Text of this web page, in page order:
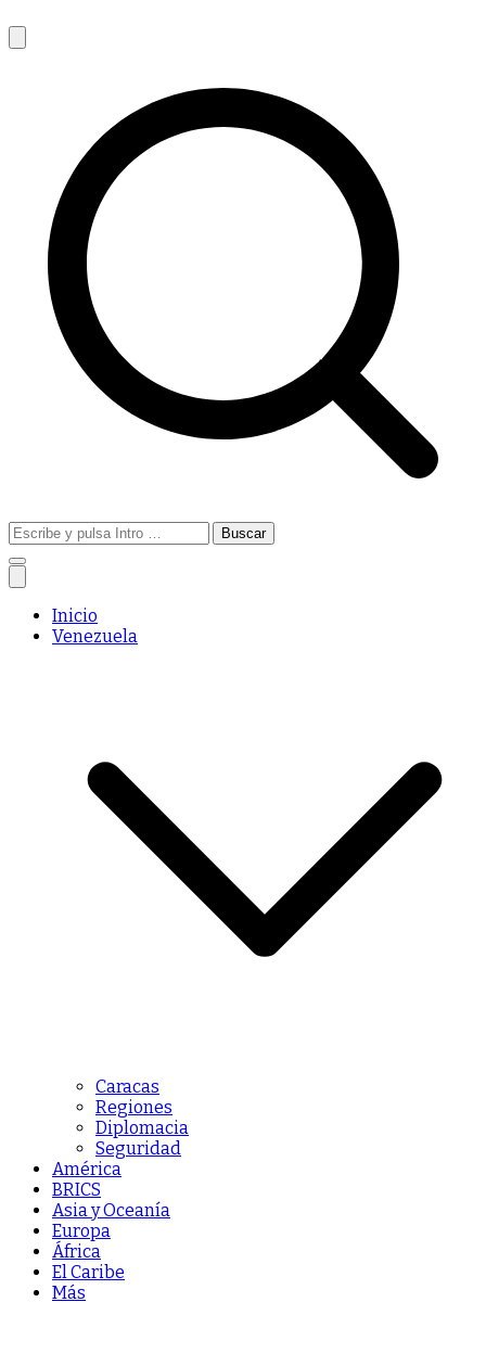
Buscar:
Inicio
Venezuela
Caracas
Regiones
Diplomacia
Seguridad
América
BRICS
Asia y Oceanía
Europa
África
El Caribe
Más